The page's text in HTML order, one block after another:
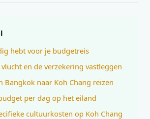
hebt voor je budgetreis
vlucht en de verzekering vastleggen
Bangkok naar Koh Chang reizen
per dag op het eiland
cultuurkosten op Koh Chang